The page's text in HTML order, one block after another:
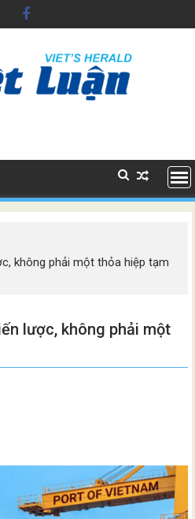
không phải một thỏa hiệp tạm
lược, không phải một